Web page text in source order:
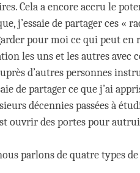
Cela a encore accru le
j’essaie de partager ces «
pour moi ce qui peut en
les uns et les autres avec
d’autres personnes
de partager ce que j’ai
décennies passées à
ouvrir des portes pour
parlons de quatre types